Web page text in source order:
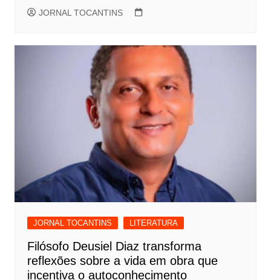
JORNAL TOCANTINS
JORNAL TOCANTINS LITERATURA
Filósofo Deusiel Diaz transforma
reflexões sobre a vida em obra que
incentiva o autoconhecimento